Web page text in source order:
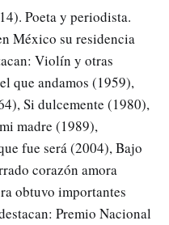
Poeta y periodista.
México su residencia
Violín y otras
que andamos (1959),
Si dulcemente (1980),
madre (1989),
fue será (2004), Bajo
corazón amora
obtuvo importantes
Premio Nacional